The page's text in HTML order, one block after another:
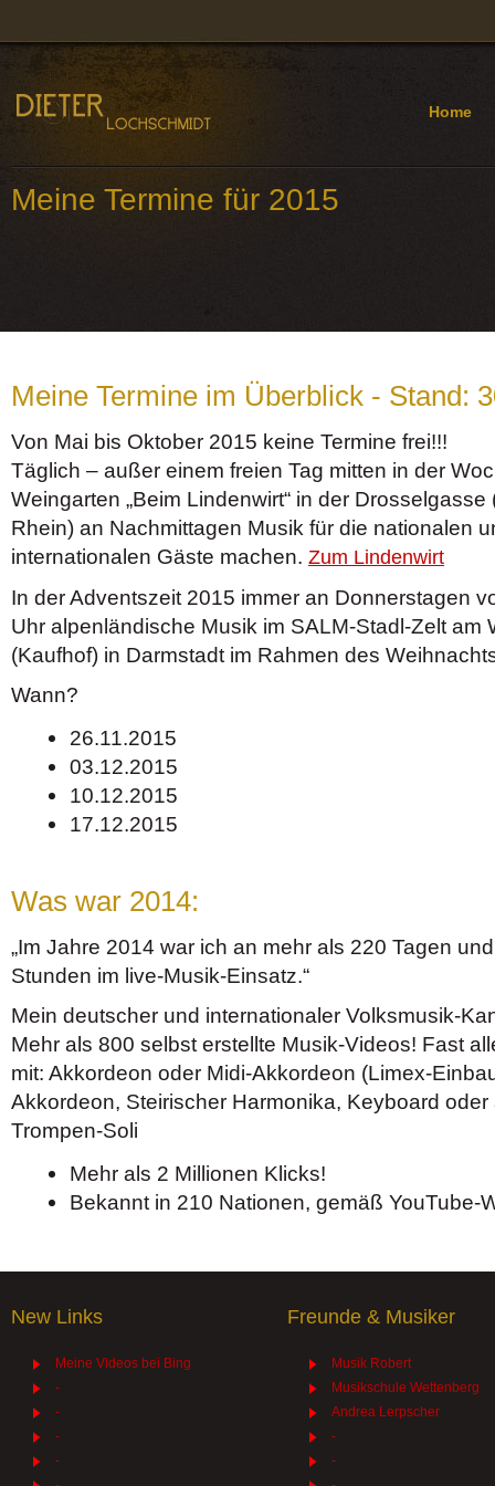
Home
Meine Termine für 2015
Meine Termine im Überblick - Stand:
Von Mai bis Oktober 2015 keine Termine frei!!!
Täglich – außer einem freien Tag mitten in der
Weingarten „Beim Lindenwirt“ in der
Rhein) an Nachmittagen Musik für die nationalen
internationalen Gäste machen. Zum Lindenwirt
In der Adventszeit 2015 immer an Donnerstagen
Uhr alpenländische Musik im SALM-Stadl-Zelt am
(Kaufhof) in Darmstadt im Rahmen des
Wann?
26.11.2015
03.12.2015
10.12.2015
17.12.2015
Was war 2014:
„Im Jahre 2014 war ich an mehr als 220 Tagen
Stunden im live-Musik-Einsatz.“
Mein deutscher und internationaler Volksmusik-
Mehr als 800 selbst erstellte Musik-Videos! Fast
mit: Akkordeon oder Midi-Akkordeon (Limex-
Akkordeon, Steirischer Harmonika, Keyboard
Trompen-Soli
Mehr als 2 Millionen Klicks!
Bekannt in 210 Nationen, gemäß YouTube-
New Links
Meine Videos bei Bing
-
-
-
-
Freunde & Musiker
Musik Robert
Musikschule Wettenberg
Andrea Lerpscher
-
-